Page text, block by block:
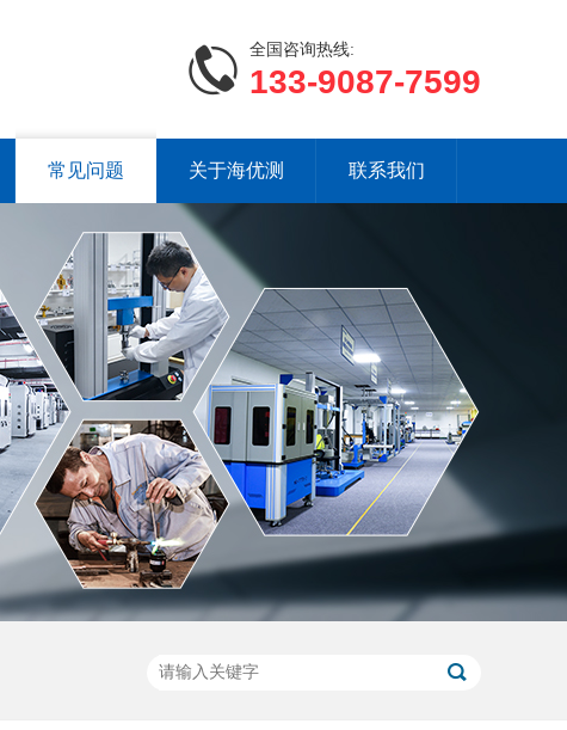
全国咨询热线:
133-9087-7599
常见问题 关于海优测 联系我们
甲醛释放量预处理箱
高加速度冲击试验机（气动）
甲醛检测环境气候箱